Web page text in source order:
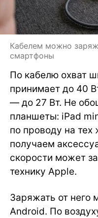
Кабелем можно
смартфоны
По кабелю охват
принимает до 40
— до 27 Вт. Не
планшеты: iPad
по проводу на
получаем
скорости может
технику Apple.
Заряжать от него
Android. По